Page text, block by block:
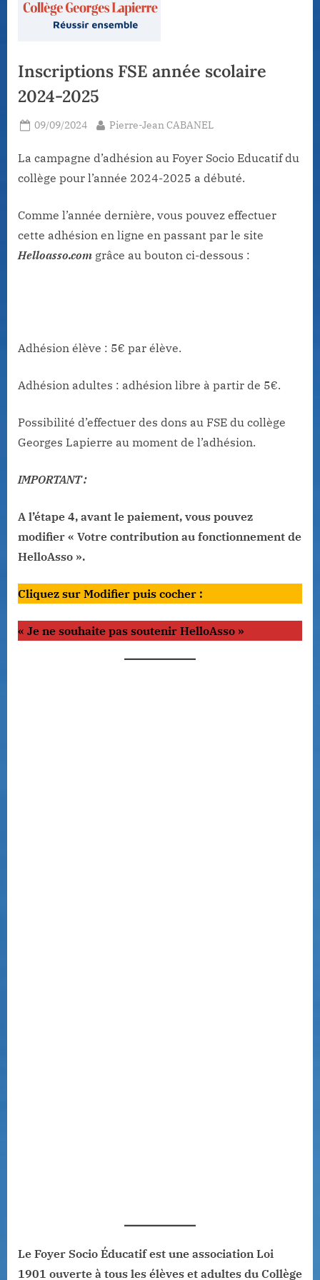
Inscriptions FSE année scolaire
2024-2025
Posted
09/09/2024 By
Pierre-Jean CABANEL
La campagne d’adhésion au Foyer Socio Educatif du
collège pour l’année 2024-2025 a débuté.
Comme l’année dernière, vous pouvez effectuer
cette adhésion en ligne en passant par le site
Helloasso.com grâce au bouton ci-dessous :
Adhésion élève : 5€ par élève.
Adhésion adultes : adhésion libre à partir de 5€.
Possibilité d’effectuer des dons au FSE du collège
Georges Lapierre au moment de l’adhésion.
IMPORTANT :
A l’étape 4, avant le paiement, vous pouvez
modifier « Votre contribution au fonctionnement de
HelloAsso ».
Cliquez sur Modifier puis cocher :
« Je ne souhaite pas soutenir HelloAsso »
Le Foyer Socio Éducatif est une association Loi
1901 ouverte à tous les élèves et adultes du Collège